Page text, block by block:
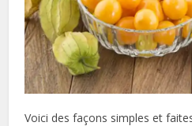
Voici des façons simples et